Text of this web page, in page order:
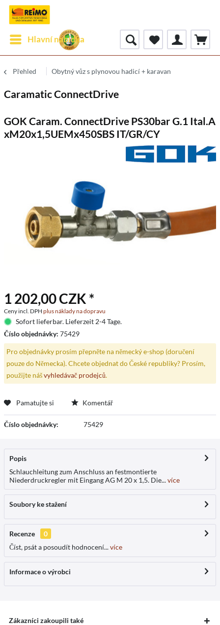
Hlavní nabídka
Přehled Obytný vůz s plynovou hadicí + karavan
Caramatic ConnectDrive
GOK Caram. ConnectDrive PS30bar G.1 Ital.A
xM20x1,5UEMx450SBS IT/GR/CY
1 202,00 CZK *
Ceny incl. DPH plus náklady na dopravu
Sofort lieferbar. Lieferzeit 2-4 Tage.
Číslo objednávky: 75429
Pro objednávky prosím přepněte na německý e-shop (doručení
pouze do Německa). Chcete objednat do České republiky? Prosím,
použijte nášvyhledávač prodejců.
Pamatujte si Komentář
Číslo objednávky: 75429
Popis
Schlauchleitung zum Anschluss an festmontierte
Niederdruckregler mit Eingang AG M 20 x 1,5. Die...více
Soubory ke stažení
Recenze
0
Číst, psát a posoudít hodnocení...více
Informace o výrobci
Zákazníci zakoupili také